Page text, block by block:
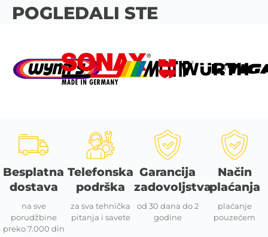
POGLEDALI STE
Besplatna
dostava
na sve
porudžbine
preko 7.000 din
Telefonska
podrška
za sva tehnička
pitanja i savete
Garancija
zadovoljstva
od 30 dana do 2
godine
Način
plaćanja
plaćanje
pouzećem